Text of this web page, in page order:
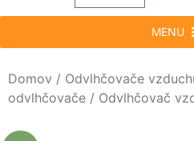
MENU
Domov / Odvlhčovače
odvlhčovače / Odvlhčovač